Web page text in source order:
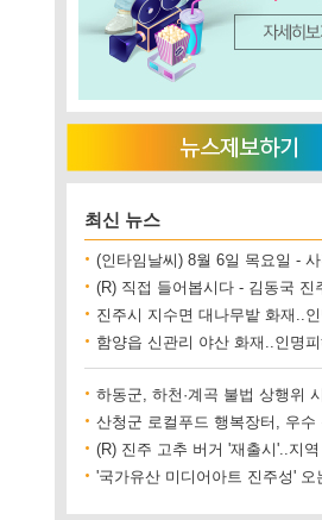
최신 뉴스
함양읍 신관리 야산 화재..인명